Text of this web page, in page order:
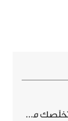
5 ماسكات طبيعية للبشرة الدهنية تخلّصك من الحبوب بسرعة